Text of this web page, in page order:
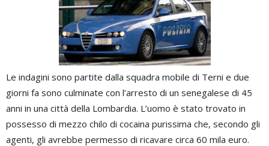
Le indagini sono partite dalla squadra mobile di Terni e due
giorni fa sono culminate con l’arresto di un senegalese di 45
anni in una città della Lombardia. L’uomo è stato trovato in
possesso di mezzo chilo di cocaina purissima che, secondo gli
agenti, gli avrebbe permesso di ricavare circa 60 mila euro.